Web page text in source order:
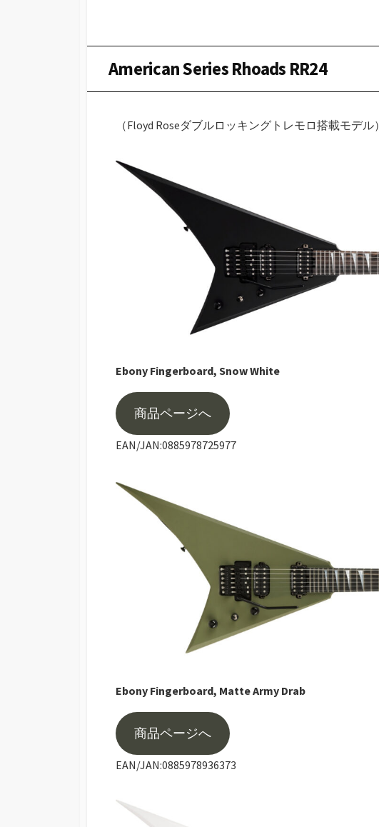
American Series Rhoads RR24
（Floyd Roseダブルロッキングトレモロ搭載モデル）
Ebony Fingerboard, Snow White
商品ページへ
EAN/JAN:0885978725977
Ebony Fingerboard, Matte Army Drab
商品ページへ
EAN/JAN:0885978936373